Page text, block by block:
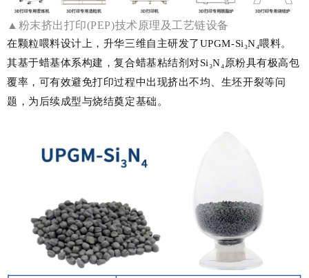
▲粉末挤出打印(PEP)技术原理及工艺链设备
在颗粒喂料设计上，升华三维自主研发了UPGM-Si₃N₄喂料。
其基于蜡基体系构建，复合蜡基粘结剂 对Si₃N₄原粉具有极高包
覆率，可有效避免打印过程中出现挤出不均、生坯开裂等问
题，为后续成型与烧结奠定基础。